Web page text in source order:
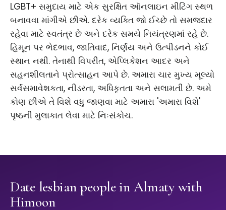
LGBT+ સમુદાય માટે એક સુરક્ષિત ઑનલાઇન મીટિંગ સ્થળ
બનાવવા માંગીએ છીએ. દરેક વ્યક્તિ જો ઈચ્છે તો સમજદાર
રહેવા માટે સ્વતંત્ર છે અને દરેક સમયે નિયંત્રણમાં રહે છે.
હિમૂન પર ભેદભાવ, જાતિવાદ, નિર્ણય અને ઉત્પીડનને કોઈ
સ્થાન નથી. તેનાથી વિપરીત, એપ્લિકેશન આદર અને
સહનશીલતાને પ્રોત્સાહન આપે છે. અમારા ચાર મુખ્ય મૂલ્યો
સર્વસમાવેશકતા, નીડરતા, અધિકૃતતા અને સલામતી છે. અમે
કોણ છીએ તે વિશે વધુ જાણવા માટે અમારા 'અમારા વિશે'
પૃષ્ઠની મુલાકાત લેવા માટે નિઃસંકોચ.
Date lesbian people in Almaty with
Himoon